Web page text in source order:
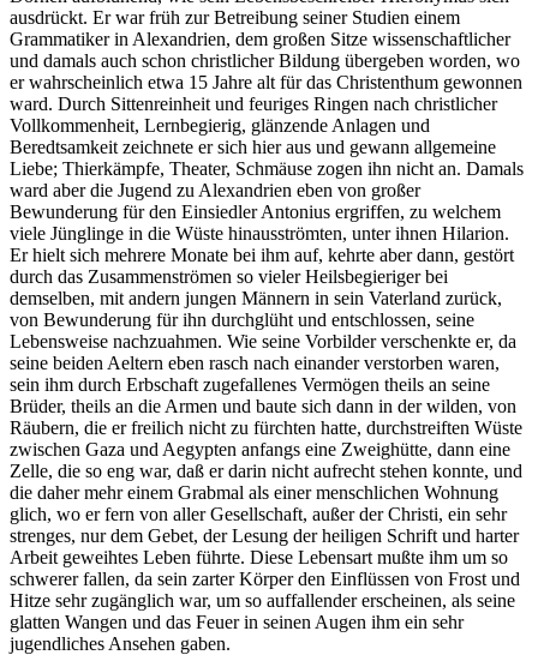
ausdrückt. Er war früh zur Betreibung seiner Studien einem
Grammatiker in Alexandrien, dem großen Sitze wissenschaftlicher
und damals auch schon christlicher Bildung übergeben worden, wo
er wahrscheinlich etwa 15 Jahre alt für das Christenthum gewonnen
ward. Durch Sittenreinheit und feuriges Ringen nach christlicher
Vollkommenheit, Lernbegierig, glänzende Anlagen und
Beredtsamkeit zeichnete er sich hier aus und gewann allgemeine
Liebe; Thierkämpfe, Theater, Schmäuse zogen ihn nicht an. Damals
ward aber die Jugend zu Alexandrien eben von großer
Bewunderung für den Einsiedler Antonius ergriffen, zu welchem
viele Jünglinge in die Wüste hinausströmten, unter ihnen Hilarion.
Er hielt sich mehrere Monate bei ihm auf, kehrte aber dann, gestört
durch das Zusammenströmen so vieler Heilsbegieriger bei
demselben, mit andern jungen Männern in sein Vaterland zurück,
von Bewunderung für ihn durchglüht und entschlossen, seine
Lebensweise nachzuahmen. Wie seine Vorbilder verschenkte er, da
seine beiden Aeltern eben rasch nach einander verstorben waren,
sein ihm durch Erbschaft zugefallenes Vermögen theils an seine
Brüder, theils an die Armen und baute sich dann in der wilden, von
Räubern, die er freilich nicht zu fürchten hatte, durchstreiften Wüste
zwischen Gaza und Aegypten anfangs eine Zweighütte, dann eine
Zelle, die so eng war, daß er darin nicht aufrecht stehen konnte, und
die daher mehr einem Grabmal als einer menschlichen Wohnung
glich, wo er fern von aller Gesellschaft, außer der Christi, ein sehr
strenges, nur dem Gebet, der Lesung der heiligen Schrift und harter
Arbeit geweihtes Leben führte. Diese Lebensart mußte ihm um so
schwerer fallen, da sein zarter Körper den Einflüssen von Frost und
Hitze sehr zugänglich war, um so auffallender erscheinen, als seine
glatten Wangen und das Feuer in seinen Augen ihm ein sehr
jugendliches Ansehen gaben.